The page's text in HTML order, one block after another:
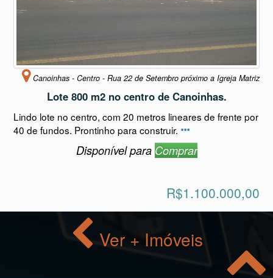
Canoinhas - Centro - Rua 22 de Setembro próximo a Igreja Matriz
Lote 800 m2 no centro de Canoinhas.
Lindo lote no centro, com 20 metros lineares de frente por
40 de fundos. Prontinho para construir.
Disponível para Comprar
R$1.100.000,00
Ver + Imóveis